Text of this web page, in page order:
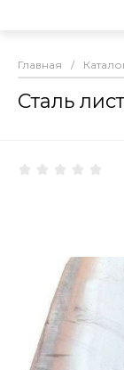
Главная /
Сталь